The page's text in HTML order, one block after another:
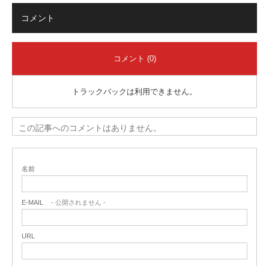
コメント
コメント (0)
トラックバックは利用できません。
この記事へのコメントはありません。
名前
E-MAIL - 公開されません -
URL